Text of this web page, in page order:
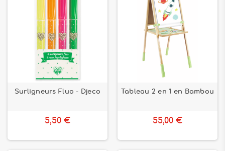
Surligneurs Fluo - Djeco
5,50 €
Tableau 2 en 1 en Bambou
55,00 €